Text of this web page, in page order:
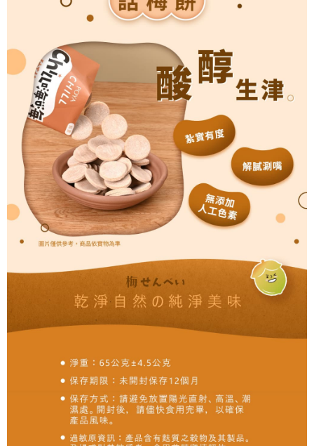
恩沛科技股份有限公司將有權停止該用戶之使用額度並採取法律行動。